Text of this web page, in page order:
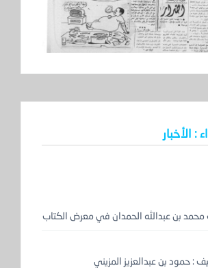
: الأخبار
محمد بن عبدالله الحمدان في معرض الكتاب
: حمود بن عبدالعزيز المزيني